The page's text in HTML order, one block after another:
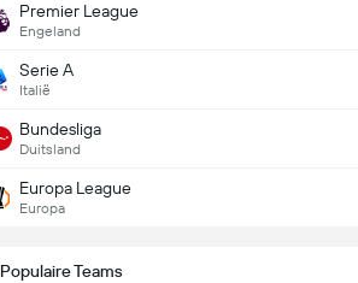
Premier League
Engeland
Serie A
Italië
Bundesliga
Duitsland
Europa League
Europa
Populaire Teams